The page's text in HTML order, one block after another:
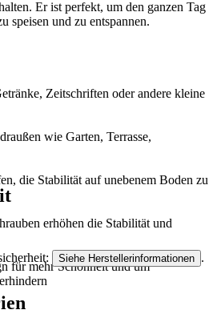
Er ist perfekt, um den ganzen Tag
speisen und zu entspannen.
Zeitschriften oder andere kleine
wie Garten, Terrasse,
die Stabilität auf unebenem Boden zu
erhöhen die Stabilität und
für mehr Schönheit und um
Siehe Herstellerinformationen .